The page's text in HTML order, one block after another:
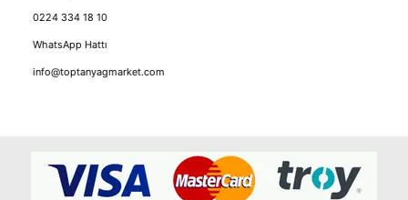
0224 334 18 10
WhatsApp Hattı
info@toptanyagmarket.com